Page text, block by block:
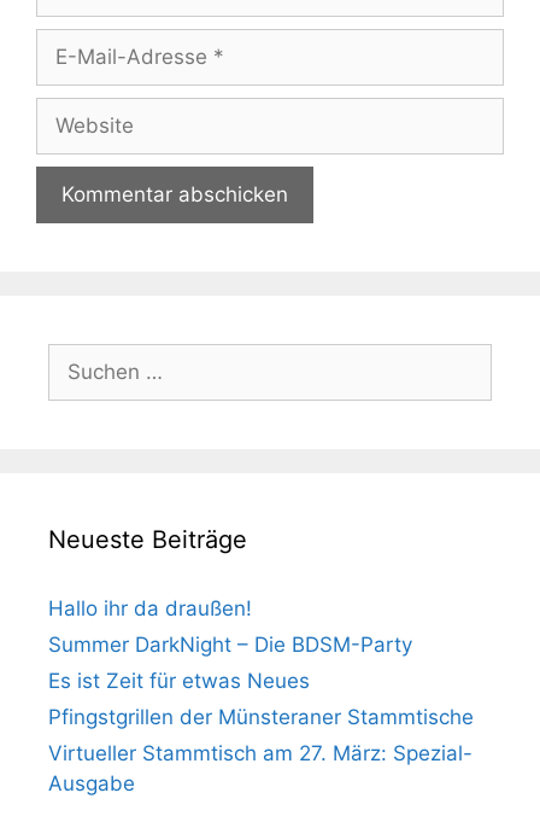
Adresse
Website
Suchen
nach:
Neueste Beiträge
Hallo ihr da draußen!
Summer DarkNight – Die BDSM-Party
Es ist Zeit für etwas Neues
Pfingstgrillen der Münsteraner Stammtische
Virtueller Stammtisch am 27. März: Spezial-
Ausgabe